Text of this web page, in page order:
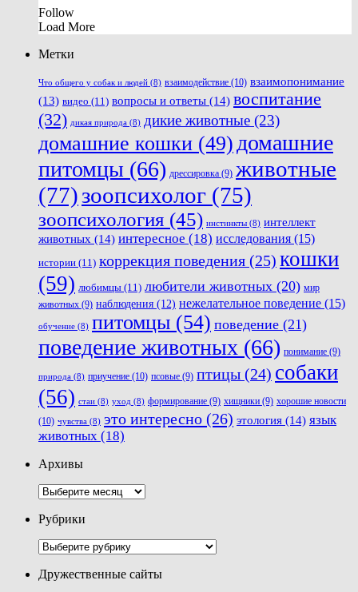
Follow
Load More
Метки
Что общего у собак и людей (8) взаимодействие (10) взаимопонимание
(13) видео (11) вопросы и ответы (14) воспитание
(32) дикая природа (8) дикие животные (23)
домашние кошки (49) домашние
питомцы (66) дрессировка (9) животные
(77)зоопсихолог (75)
зоопсихология (45) инстинкты (8) интеллект
животных (14) интересное (18) исследования (15)
истории (11) коррекция поведения (25) кошки
(59) любимцы (11) любители животных (20) мир
животных (9) наблюдения (12) нежелательное поведение (15)
обучение (8) питомцы (54) поведение (21)
поведение животных (66) понимание (9)
природа (8) приучение (10) псовые (9) птицы (24) собаки
(56) стаи (8) уход (8) формирование (9) хищники (9) хорошие новости
(10) чувства (8) это интересно (26) этология (14) язык
животных (18)
Архивы
Архивы
Рубрики
Рубрики
Дружественные сайты